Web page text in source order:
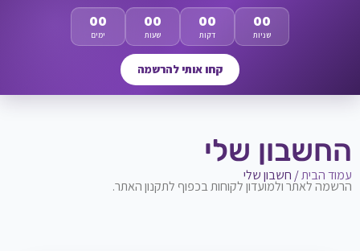
00
ימים
00
שעות
00
דקות
00
שניות
קחו אותי להרשמה
החשבון שלי
עמוד הבית/ חשבון שלי
הרשמה לאתר ולמועדון לקוחות בכפוף לתקנון האתר.